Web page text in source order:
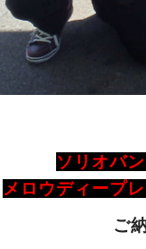
ソリオバ
メロウディープ
ご